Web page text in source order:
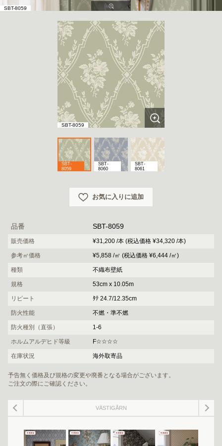
SBT-8059
SBT-8059
SBT-
8059
SBT-
8060
SBT-
8061
お気に入りに追加
品番 SBT-8059
販売価格 ¥31,200 /本 (税込価格 ¥34,320 /本)
参考㎡価格 ¥5,858 /㎡ (税込価格 ¥6,444 /㎡)
種類 不織布壁紙
規格 53cm x 10.05m
リピート ﾀﾃ 24.7/12.35cm
防火性能 不燃・準不燃
防火種別（直張） 1-6
ホルムアルデヒド等級 F☆☆☆☆
在庫状況 海外取寄品
予告無く価格及び規格の変更や廃番となる場合がございます。
ご注文の際にご確認ください。
VÄSTIGÅRN